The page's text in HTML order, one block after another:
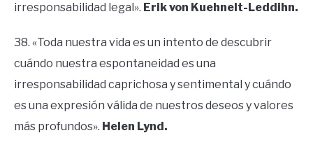
irresponsabilidad legal». Erik von Kuehnelt-Leddihn.
38. «Toda nuestra vida es un intento de descubrir
cuándo nuestra espontaneidad es una
irresponsabilidad caprichosa y sentimental y cuándo
es una expresión válida de nuestros deseos y valores
más profundos». Helen Lynd.